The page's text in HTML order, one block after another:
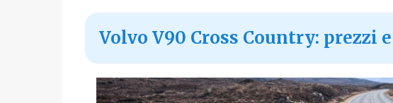
Volvo V90 Cross Country: prezzi